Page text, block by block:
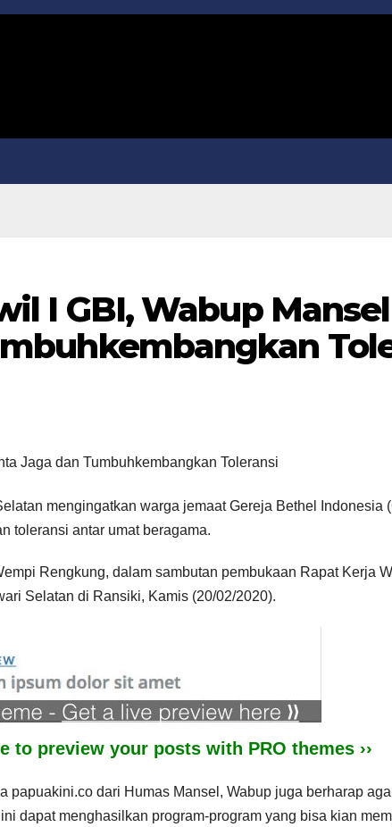
I GBI, Wabup
mengingatkan warga jemaat Gereja Bethel Indonesia
toleransi antar umat beragama.
Rengkung, dalam sambutan pembukaan Rapat Kerja
Selatan di Ransiki, Kamis (20/02/2020).
to preview your posts with PRO themes ››
papuakini.co dari Humas Mansel, Wabup juga berharap
dapat menghasilkan program-program yang bisa kian